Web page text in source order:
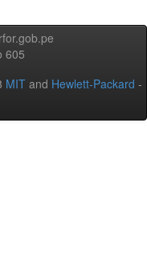
605
MIT and Hewlett-Packard -